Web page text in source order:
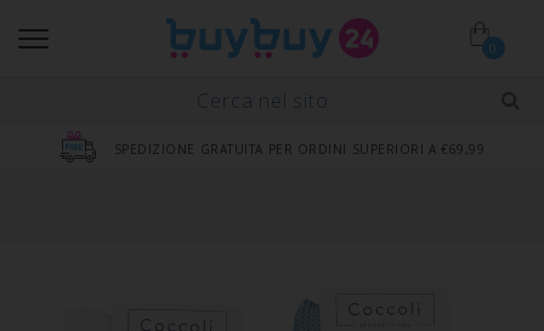
0
SPEDIZIONE GRATUITA PER ORDINI SUPERIORI A €69,99